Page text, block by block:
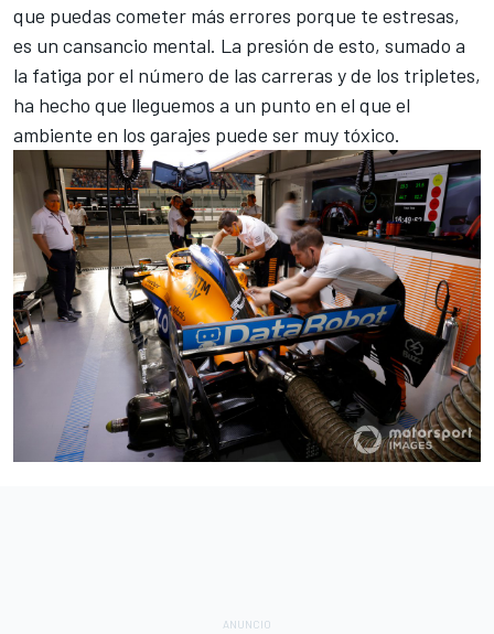
que puedas cometer más errores porque te estresas,
es un cansancio mental. La presión de esto, sumado a
la fatiga por el número de las carreras y de los tripletes,
ha hecho que lleguemos a un punto en el que el
ambiente en los garajes puede ser muy tóxico.